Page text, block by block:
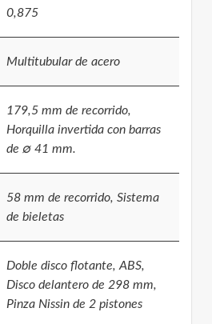
0,875
Multitubular de acero
179,5 mm de recorrido,
Horquilla invertida con barras
de ∅ 41 mm.
58 mm de recorrido, Sistema
de bieletas
Doble disco flotante, ABS,
Disco delantero de 298 mm,
Pinza Nissin de 2 pistones